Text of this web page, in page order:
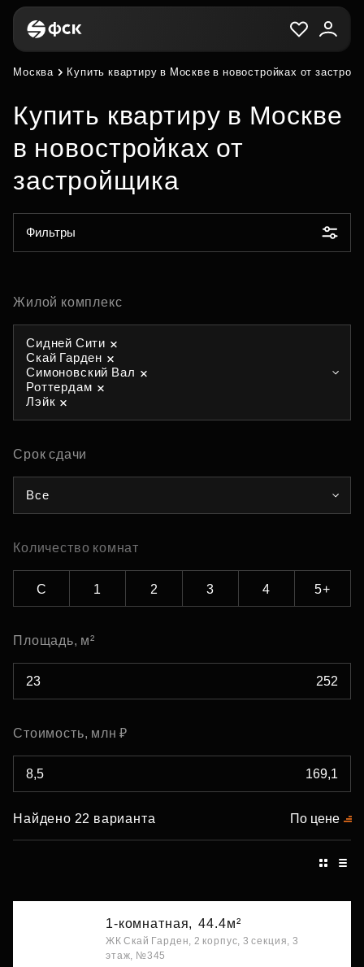
Москва Купить квартиру в Москве в новостройках от
Купить квартиру в Москве
в новостройках от
застройщика
Фильтры
Жилой комплекс
Сидней Сити
Скай Гарден
Симоновский Вал
Роттердам
Лэйк
Срок сдачи
Все
Количество комнат
С 1 2 3 4 5+
Площадь, м²
Стоимость, млн ₽
Найдено 22 варианта По цене
1-комнатная, 44.4м²
ЖК Скай Гарден, 2 корпус, 3 секция, 3
этаж, №345